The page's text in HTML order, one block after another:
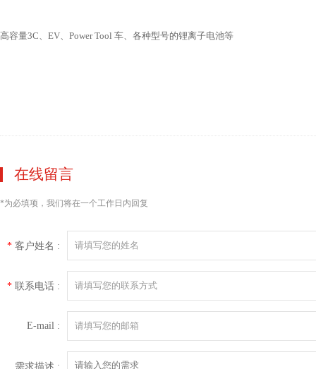
高容量3C、EV、Power Tool 车、各种型号的锂离子电池等
在线留言
*为必填项，我们将在一个工作日内回复
* 客户姓名 :
* 联系电话 :
E-mail :
需求描述 :